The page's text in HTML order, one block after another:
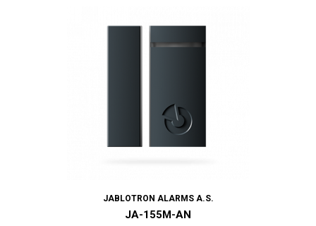
JABLOTRON ALARMS A.S.
JA-155M-AN